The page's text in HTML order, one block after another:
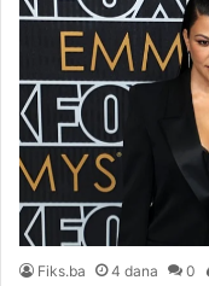
Fiks.ba 4 dana 0